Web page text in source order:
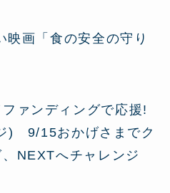
画「食の安全の守り
ァンディングで応援!
) 9/15おかげさまでク
NEXTへチャレンジ